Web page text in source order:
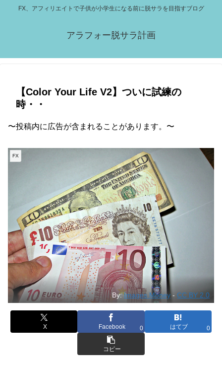
FX、アフィリエイトで子供が小学生になる前に脱サラを目指すブログ
アラフォー脱サラ計画
【Color Your Life V2】ついに試練の
時・・
〜投稿内に広告が含まれることがあります。〜
FX
By:Images Money -CC BY 2.0
X Facebook 0 はてブ 0
コピー